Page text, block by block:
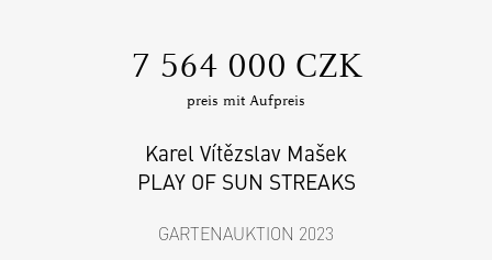
‍7 564 000 CZK
preis mit Aufpreis
Karel Vítězslav Mašek
PLAY OF SUN STREAKS
GARTENAUKTION 2023